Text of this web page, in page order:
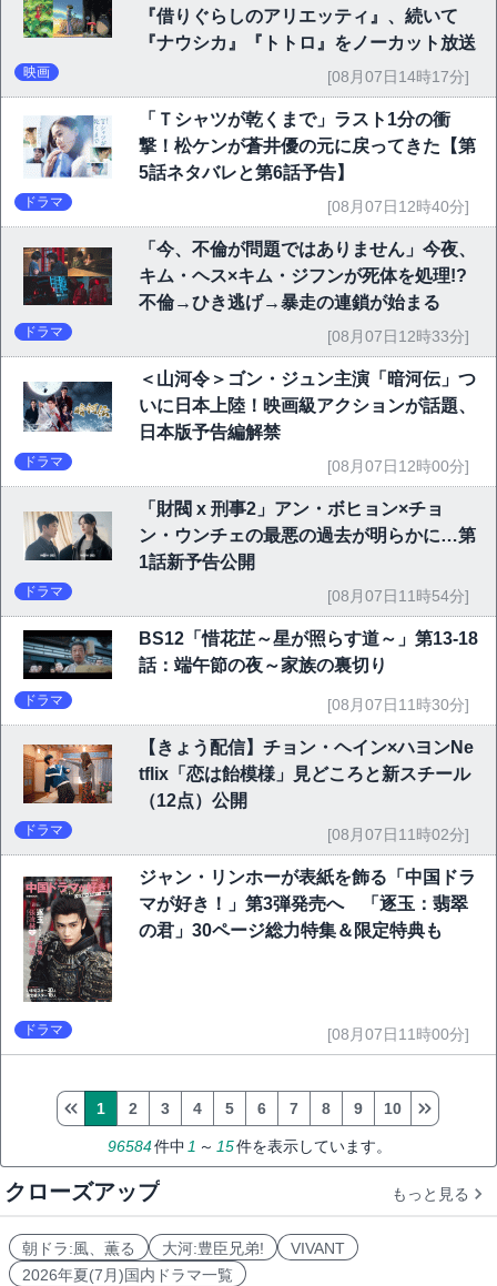
『借りぐらしのアリエッティ』、続いて
『ナウシカ』『トトロ』をノーカット放送
映画 [08月07日14時17分]
「Ｔシャツが乾くまで」ラスト1分の衝
撃！松ケンが蒼井優の元に戻ってきた【第
5話ネタバレと第6話予告】
ドラマ [08月07日12時40分]
「今、不倫が問題ではありません」今夜、
キム・ヘス×キム・ジフンが死体を処理!?
不倫→ひき逃げ→暴走の連鎖が始まる
ドラマ [08月07日12時33分]
＜山河令＞ゴン・ジュン主演「暗河伝」つ
いに日本上陸！映画級アクションが話題、
日本版予告編解禁
ドラマ [08月07日12時00分]
「財閥 x 刑事2」アン・ボヒョン×チョ
ン・ウンチェの最悪の過去が明らかに…第
1話新予告公開
ドラマ [08月07日11時54分]
BS12「惜花芷～星が照らす道～」第13-18
話：端午節の夜～家族の裏切り
ドラマ [08月07日11時30分]
【きょう配信】チョン・ヘイン×ハヨンNe
tflix「恋は飴模様」見どころと新スチール
（12点）公開
ドラマ [08月07日11時02分]
ジャン・リンホーが表紙を飾る「中国ドラ
マが好き！」第3弾発売へ 「逐玉：翡翠
の君」30ページ総力特集＆限定特典も
ドラマ [08月07日11時00分]
96584件中1 ～ 15件を表示しています。
1 2 3 4 5 6 7 8 9 10
クローズアップ もっと見る
朝ドラ:風、薫る 大河:豊臣兄弟!
VIVANT
2026年夏(7月)国内ドラマ一覧